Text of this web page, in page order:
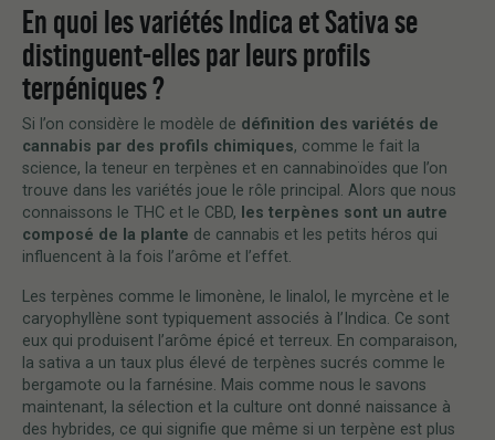
En quoi les variétés Indica et Sativa se
distinguent-elles par leurs profils
terpéniques ?
Si l’on considère le modèle de définition des variétés de
cannabis par des profils chimiques, comme le fait la
science, la teneur en terpènes et en cannabinoïdes que l’on
trouve dans les variétés joue le rôle principal. Alors que nous
connaissons le THC et le CBD, les terpènes sont un autre
composé de la plante de cannabis et les petits héros qui
influencent à la fois l’arôme et l’effet.
Les terpènes comme le limonène, le linalol, le myrcène et le
caryophyllène sont typiquement associés à l’Indica. Ce sont
eux qui produisent l’arôme épicé et terreux. En comparaison,
la sativa a un taux plus élevé de terpènes sucrés comme le
bergamote ou la farnésine. Mais comme nous le savons
maintenant, la sélection et la culture ont donné naissance à
des hybrides, ce qui signifie que même si un terpène est plus